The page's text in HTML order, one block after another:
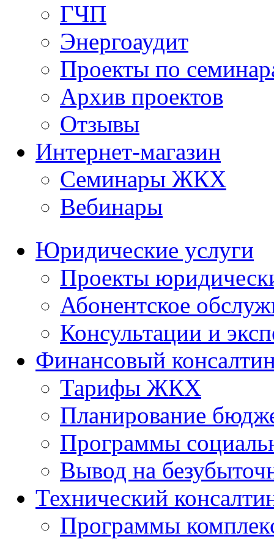
ГЧП
Энергоаудит
Проекты по
Архив проектов
Отзывы
Интернет-магазин
Семинары ЖКХ
Вебинары
Юридические услуги
Проекты
Абонентское
Консультации и
Финансовый
Тарифы ЖКХ
Планирование
Программы
Вывод на
Технический
Программы